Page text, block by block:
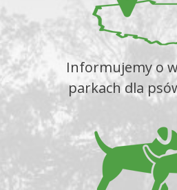
Informujemy o
parkach dla